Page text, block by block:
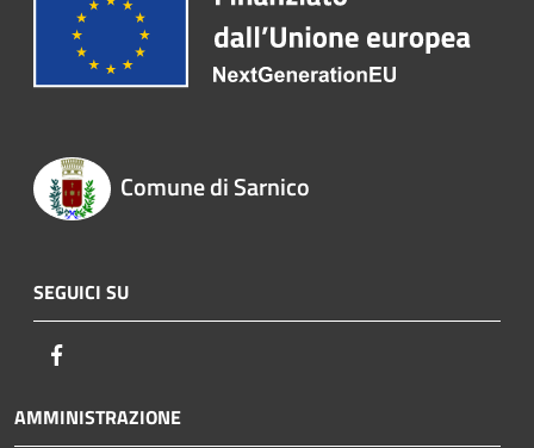
Comune di Sarnico
SEGUICI SU
AMMINISTRAZIONE